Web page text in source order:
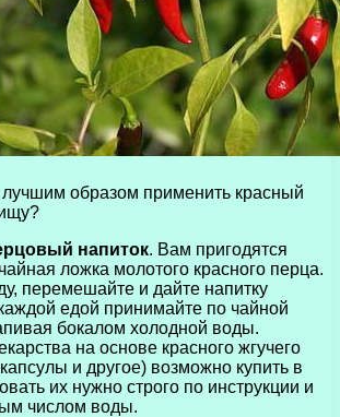
образом применить красный
напиток. Вам пригодятся
ложка молотого красного перца.
перемешайте и дайте напитку
едой принимайте по чайной
бокалом холодной воды.
на основе красного жгучего
и другое) возможно купить в
их нужно строго по инструкции и
числом воды.